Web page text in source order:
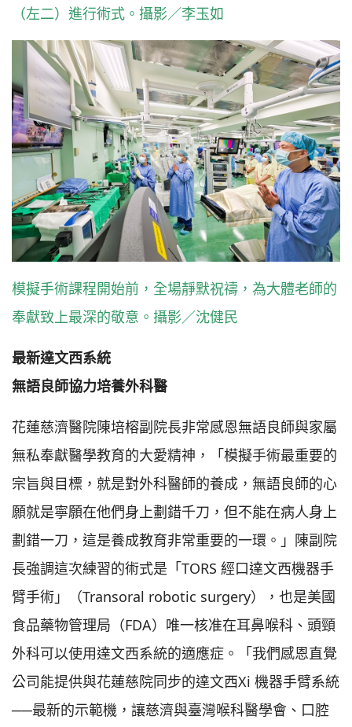
（左二）進行術式。攝影／李玉如
模擬手術課程開始前，全場靜默祝禱，為大體老師的
奉獻致上最深的敬意。攝影／沈健民
最新達文西系統
無語良師協力培養外科醫
花蓮慈濟醫院陳培榕副院長非常感恩無語良師與家屬
無私奉獻醫學教育的大愛精神，「模擬手術最重要的
宗旨與目標，就是對外科醫師的養成，無語良師的心
願就是寧願在他們身上劃錯千刀，但不能在病人身上
劃錯一刀，這是養成教育非常重要的一環。」陳副院
長強調這次練習的術式是「TORS 經口達文西機器手
臂手術」（Transoral robotic surgery），也是美國
食品藥物管理局（FDA）唯一核准在耳鼻喉科、頭頸
外科可以使用達文西系統的適應症。「我們感恩直覺
公司能提供與花蓮慈院同步的達文西Xi 機器手臂系統
──最新的示範機，讓慈濟與臺灣喉科醫學會、口腔